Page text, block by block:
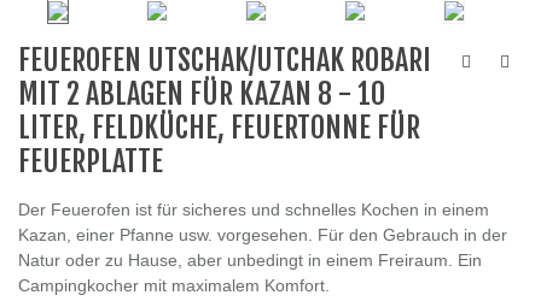
FEUEROFEN UTSCHAK/UTCHAK ROBARI
MIT 2 ABLAGEN FÜR KAZAN 8 - 10
LITER, FELDKÜCHE, FEUERTONNE FÜR
FEUERPLATTE
Der Feuerofen ist für sicheres und schnelles Kochen in einem
Kazan, einer Pfanne usw. vorgesehen. Für den Gebrauch in der
Natur oder zu Hause, aber unbedingt in einem Freiraum. Ein
Campingkocher mit maximalem Komfort.